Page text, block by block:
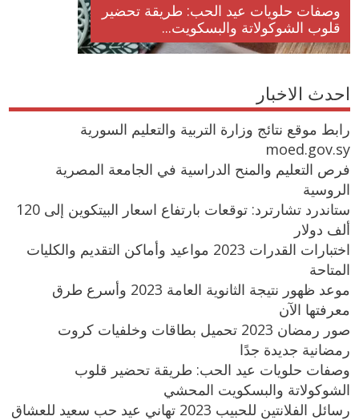
وصفات حلويات عيد الحب: طريقة تحضير
قلوب الشوكولاتة والبسكويت...
احدث الاخبار
رابط موقع نتائج وزارة التربية والتعليم السورية
moed.gov.sy
فرص التعليم والمنح الدراسية في الجامعة المصرية
الروسية
ستاندرد تشارترد: توقعات بارتفاع اسعار البيتكوين إلى 120
ألف دولار
اختبارات القدرات 2023 مواعيد وأماكن التقديم والكليات
المتاحة
موعد ظهور نتيجة الثانوية العامة 2023 وأسرع طرق
معرفتها الآن
صور رمضان 2023 تحميل بطاقات وخلفيات كروت
رمضانية جديدة جدًا
وصفات حلويات عيد الحب: طريقة تحضير قلوب
الشوكولاتة والبسكويت المحشي
رسائل الفلانتين للحبيب 2023 تهاني عيد حب سعيد للعشاق